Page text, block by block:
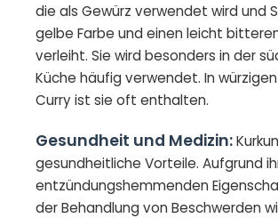
die als Gewürz verwendet wird und
gelbe Farbe und einen leicht
verleiht. Sie wird besonders in der
Küche häufig verwendet. In
Curry ist sie oft enthalten.
Gesundheit und Medizin:
gesundheitliche Vorteile. Aufgrund
entzündungshemmenden
der Behandlung von Beschwerden